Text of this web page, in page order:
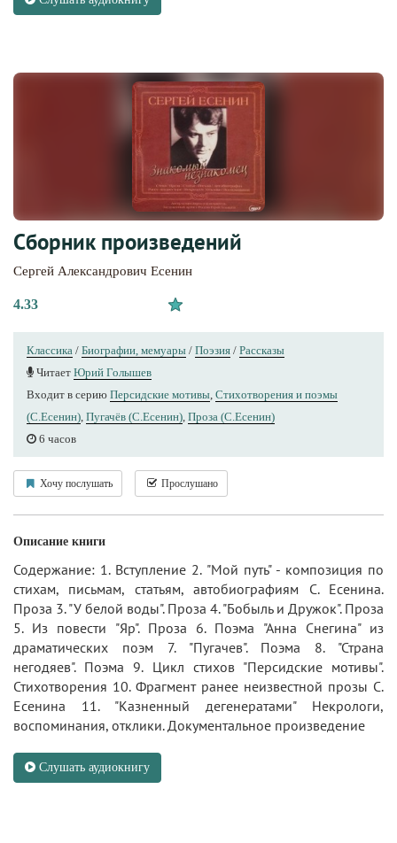
Сборник произведений
Сергей Александрович Есенин
4.33
Классика / Биографии, мемуары / Поэзия / Рассказы
Читает Юрий Голышев
Входит в серию Персидские мотивы, Стихотворения и поэмы
(С.Есенин), Пугачёв (С.Есенин), Проза (С.Есенин)
6 часов
Хочу послушать Прослушано
Описание книги
Содержание: 1. Вступление 2. "Мой путь" - композиция по
стихам, письмам, статьям, автобиографиям С. Есенина.
Проза 3. "У белой воды". Проза 4. "Бобыль и Дружок". Проза
5. Из повести "Яр". Проза 6. Поэма "Анна Снегина" из
драматических поэм 7. "Пугачев". Поэма 8. "Страна
негодяев". Поэма 9. Цикл стихов "Персидские мотивы".
Стихотворения 10. Фрагмент ранее неизвестной прозы С.
Есенина 11. "Казненный дегенератами" Некрологи,
воспоминания, отклики. Документальное произведение
Слушать аудиокнигу